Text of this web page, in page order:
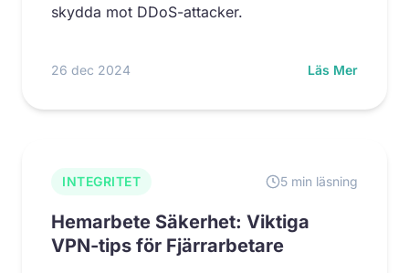
skydda mot DDoS-attacker.
26 dec 2024 Läs Mer
INTEGRITET 5 min läsning
Hemarbete Säkerhet: Viktiga
VPN-tips för Fjärrarbetare